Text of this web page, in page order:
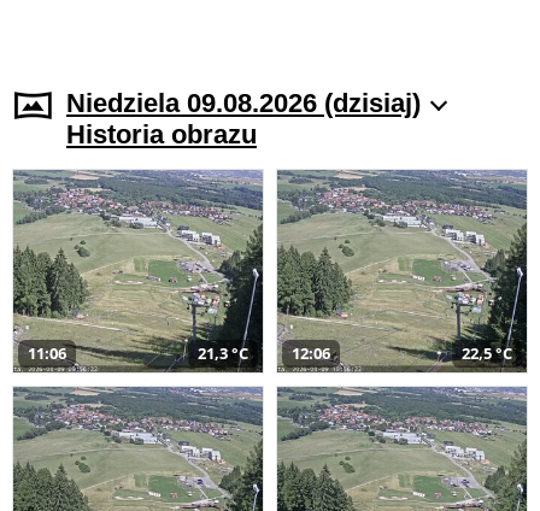
Niedziela 09.08.2026 (dzisiaj)
Historia obrazu
11:06 21,3 °C 12:06 22,5 °C